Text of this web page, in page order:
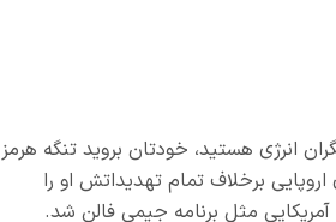
انرژی هستید، خودتان بروید تنگه هرمز
برخلاف تمام تهدیداتش او را
مثل برنامه جیمی فالن شد.